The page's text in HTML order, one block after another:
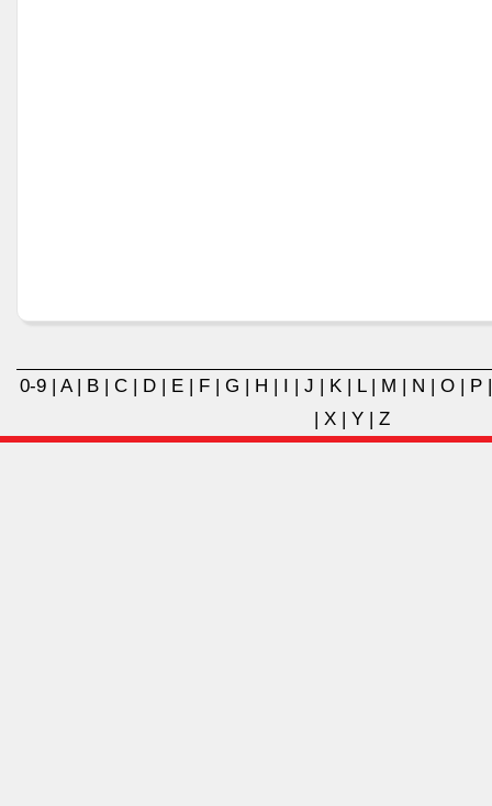
0-9 | A| B | C | D | E | F | G | H | I | J | K | L| M | N | O | P
| X| Y| Z